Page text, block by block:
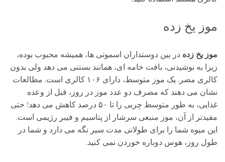
موز یخ زده
موز یخ زده در بین دوستداران اسموتی ها، همیشه محبوب بوده،
زیرا به نوشیدنی، بافت خامه ای، همانند بستنی می دهد ولی بدون
کالری مضر. یک موز متوسط، دارای ۱۰۶ کالری است. مطالعات
نشان می دهند که مصرف دو عدد موز در روز، قبل از وعده
غذایی، به طور متوسط چربی را تا ۵۰ درصد کاهش می دهد! حتی
مفیدتر از آن، موز منبعی سرشار از پتاسیم و فیبر رژیمی است.
این میوه شما را برای طولانی مدت سیر نگه می دارد و شما در
طول روز، هوس دوباره خوردن نمی کنید.